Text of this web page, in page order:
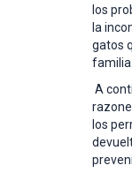
los
la
gatos
familia.
A
los